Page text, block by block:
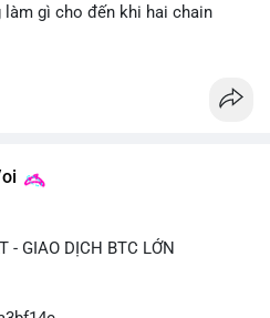
làm gì cho đến khi hai chain
- GIAO DỊCH BTC LỚN